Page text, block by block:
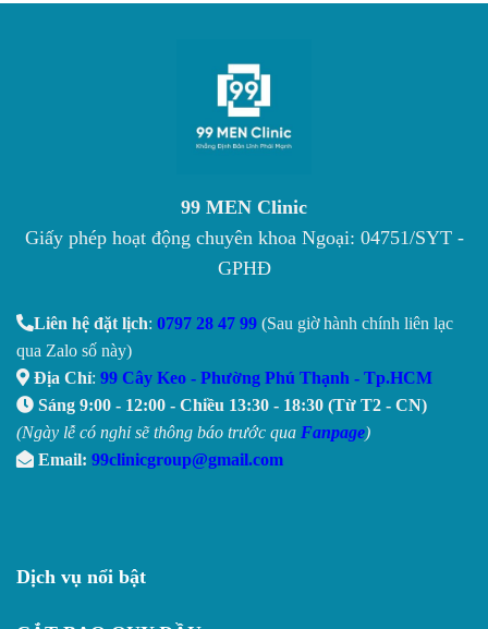
99 MEN Clinic
Giấy phép hoạt động chuyên khoa Ngoại: 04751/SYT -
GPHĐ
Liên hệ đặt lịch: 0797 28 47 99 (Sau giờ hành chính liên lạc
qua Zalo số này)
Địa Chỉ: 99 Cây Keo - Phường Phú Thạnh - Tp.HCM
Sáng 9:00 - 12:00 - Chiều 13:30 - 18:30 (Từ T2 - CN)
(Ngày lễ có nghỉ sẽ thông báo trước qua Fanpage)
Email: 99clinicgroup@gmail.com
Dịch vụ nổi bật